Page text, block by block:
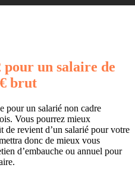
pour un salaire de
brut
pour un salarié non cadre
Vous pourrez mieux
de revient d’un salarié pour votre
donc de mieux vous
d’embauche ou annuel pour